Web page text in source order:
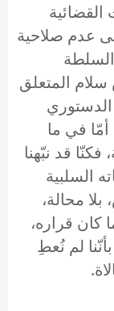
القضائية
عدم صلاحية
سلام المتعلق
الدستوري
في ما
قد نبّهنا
السلبية
محالة،
كان قراره،
لم نُعطِ